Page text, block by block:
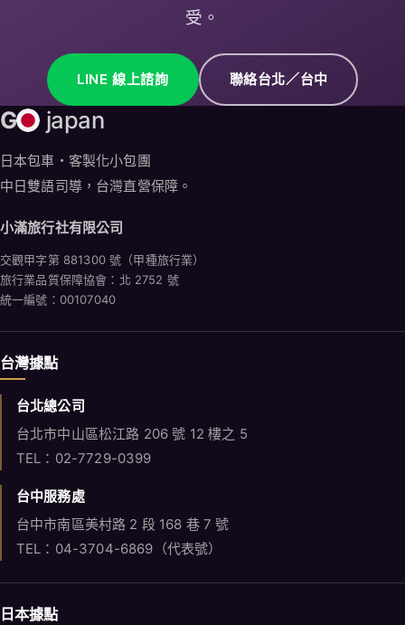
受。
LINE 線上諮詢 聯絡台北／台中
G japan
日本包車・客製化小包團
中日雙語司導，台灣直營保障。
小滿旅行社有限公司
交觀甲字第 881300 號（甲種旅行業）
旅行業品質保障協會：北 2752 號
統一編號：00107040
台灣據點
台北總公司
台北市中山區松江路 206 號 12 樓之 5
TEL：02-7729-0399
台中服務處
台中市南區美村路 2 段 168 巷 7 號
TEL：04-3704-6869（代表號）
日本據點